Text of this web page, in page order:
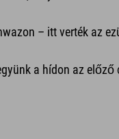
– itt verték az
a hídon az